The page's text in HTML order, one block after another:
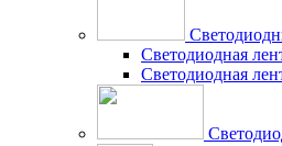
Светодиодная
Светодиодная